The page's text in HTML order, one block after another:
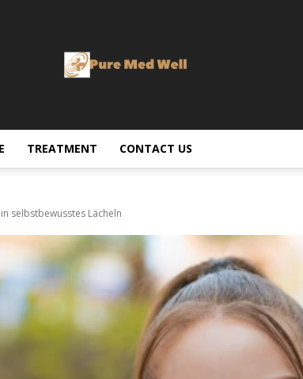
TREATMENT CONTACT US
selbstbewusstes Lächeln